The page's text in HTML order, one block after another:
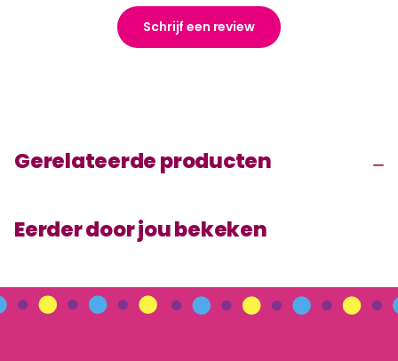
Schrijf een review
Gerelateerde producten
Eerder door jou bekeken